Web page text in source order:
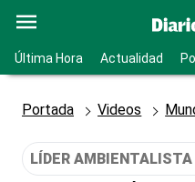
Última Hora Actualidad
Portada Videos
LÍDER AMBIENTALISTA